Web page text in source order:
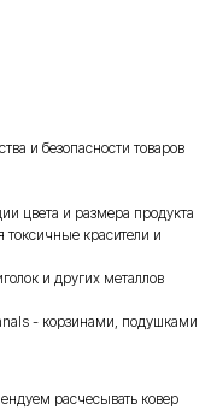
и безопасности товаров
цвета и размера продукта
токсичные красители и
и других металлов
- корзинами, подушками
расчесывать ковер